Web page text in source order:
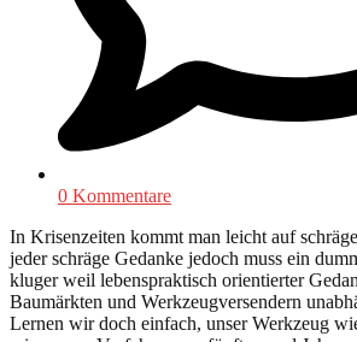
0 Kommentare
In Krisenzeiten kommt man leicht auf
jeder schräge Gedanke jedoch muss ein
kluger weil lebenspraktisch orientierter
Baumärkten und Werkzeugversendern
Lernen wir doch einfach, unser Werkzeug